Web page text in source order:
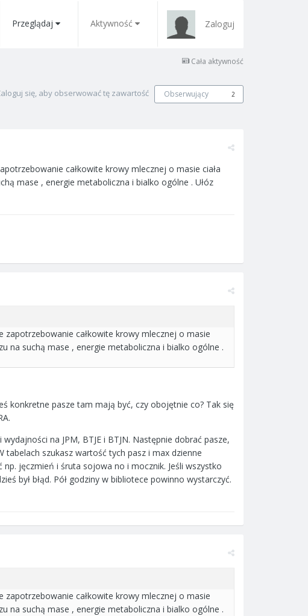
Przeglądaj Aktywność Zaloguj
Cała aktywność
się, aby obserwować tę zawartość Obserwujący 2
całkowite krowy mlecznej o masie ciała
mase , energie metaboliczna i bialko ogólne . Ułóz
zapotrzebowanie całkowite krowy mlecznej o masie
na suchą mase , energie metaboliczna i bialko ogólne .
konkretne pasze tam mają być, czy obojętnie co? Tak się
na JPM, BTJE i BTJN. Następnie dobrać pasze,
szukasz wartość tych pasz i max dzienne
jęczmień i śruta sojowa no i mocznik. Jeśli wszystko
był błąd. Pół godziny w bibliotece powinno wystarczyć.
zapotrzebowanie całkowite krowy mlecznej o masie
na suchą mase , energie metaboliczna i bialko ogólne .